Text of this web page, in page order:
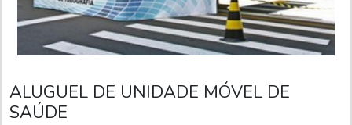
ALUGUEL DE UNIDADE MÓVEL DE
SAÚDE